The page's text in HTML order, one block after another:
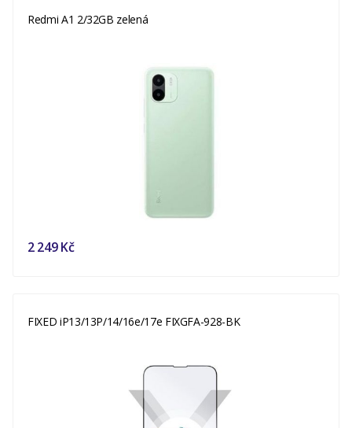
Redmi A1 2/32GB zelená
2 249 Kč
FIXED iP13/13P/14/16e/17e FIXGFA-928-BK